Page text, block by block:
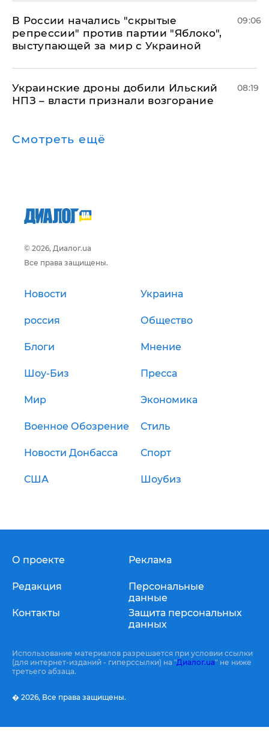
В России начались "скрытые
репрессии" против партии "Яблоко",
выступающей за мир с Украиной
09:06
Украинские дроны добили Ильский
НПЗ – власти признали возгорание
08:19
Смотреть ещё
© 2026, Диалог.ua
Все права защищены.
Новости Украина
россия Общество
Блоги Мнение
Шоу-Биз Пресса
Мир Экономика
Военное Обозрение Стиль
Новости Донбасса Спорт
США Шоубиз
О проекте
Редакция
Контакты
Реклама
Персональные
данные
Защита персональных
данных
Использование материалов разрешается при условии ссылки
(для интернет-изданий - гиперссылки) на "Диалог.ua" не ниже
третьего абзаца.
� 2026, Все права защищены.